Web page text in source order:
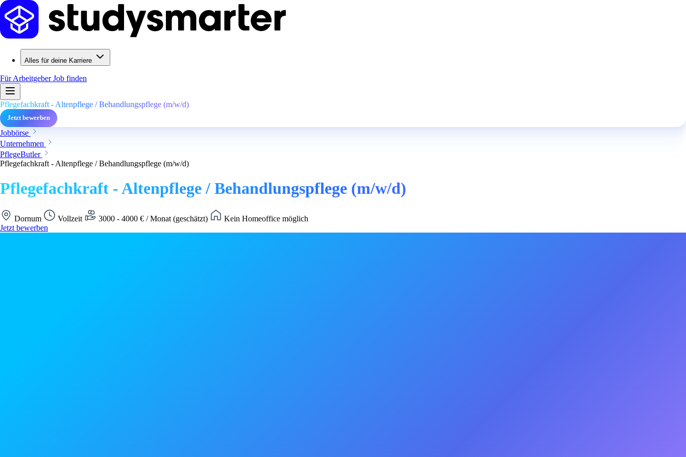
Alles für deine Karriere
Für ArbeitgeberJob finden
Pflegefachkraft - Altenpflege / Behandlungspflege (m/w/d)
Jetzt bewerben
Jobbörse
Unternehmen
PflegeButler
Pflegefachkraft - Altenpflege / Behandlungspflege (m/w/d)
Pflegefachkraft - Altenpflege / Behandlungspflege (m/w/d)
Dornum Vollzeit 3000 - 4000 € / Monat (geschätzt)
Kein Homeoffice möglich
Jetzt bewerben